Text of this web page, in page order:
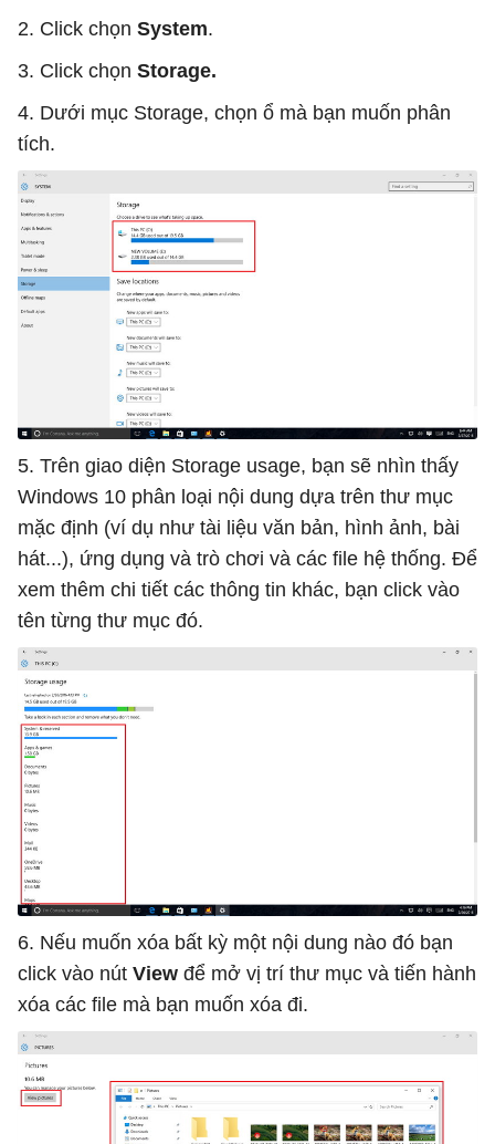
2. Click chọn System.
3. Click chọn Storage.
4. Dưới mục Storage, chọn ổ mà bạn muốn phân
tích.
5. Trên giao diện Storage usage, bạn sẽ nhìn thấy
Windows 10 phân loại nội dung dựa trên thư mục
mặc định (ví dụ như tài liệu văn bản, hình ảnh, bài
hát...), ứng dụng và trò chơi và các file hệ thống. Để
xem thêm chi tiết các thông tin khác, bạn click vào
tên từng thư mục đó.
6. Nếu muốn xóa bất kỳ một nội dung nào đó bạn
click vào nút View để mở vị trí thư mục và tiến hành
xóa các file mà bạn muốn xóa đi.